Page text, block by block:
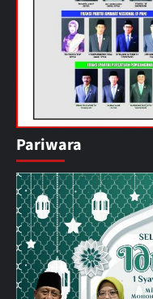
Pariwara